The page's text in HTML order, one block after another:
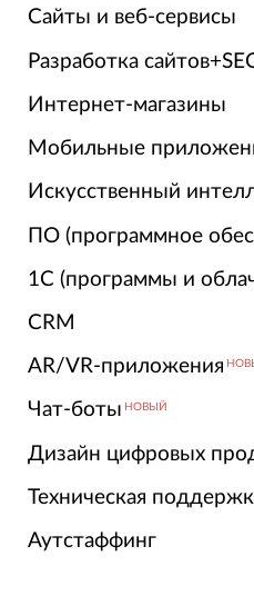
Сайты и веб-сервисы
Разработка
Интернет-магазины
Мобильные
Искусственный
ПО (программное
1С (программы и
CRM
AR/VR-приложения
Чат-боты НОВЫЙ
Дизайн цифровых
Техническая
Аутстаффинг